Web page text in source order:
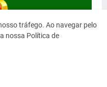
tráfego. Ao navegar pelo
nossa Política de